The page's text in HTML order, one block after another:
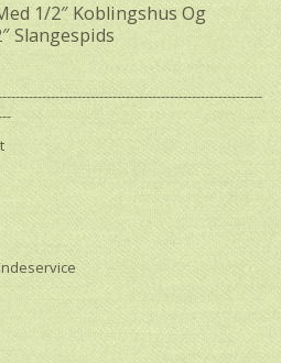
1/2″ Koblingshus Og
Slangespids